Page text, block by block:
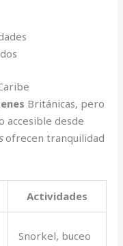
Británicas, pero
accesible desde
ofrecen tranquilidad
Actividades
Snorkel, buceo